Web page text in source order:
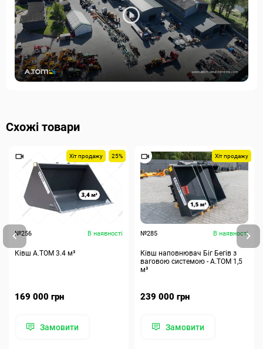
Схожі товари
Хіт продажу 25%
№256 В наявності
Ківш A.TOM 3.4 м³
169 000 грн
Замовити
Хіт продажу
№285 В наявності
Ківш наповнювач Біг Бегів з
ваговою системою - А.ТОМ 1,5
м³
239 000 грн
Замовити